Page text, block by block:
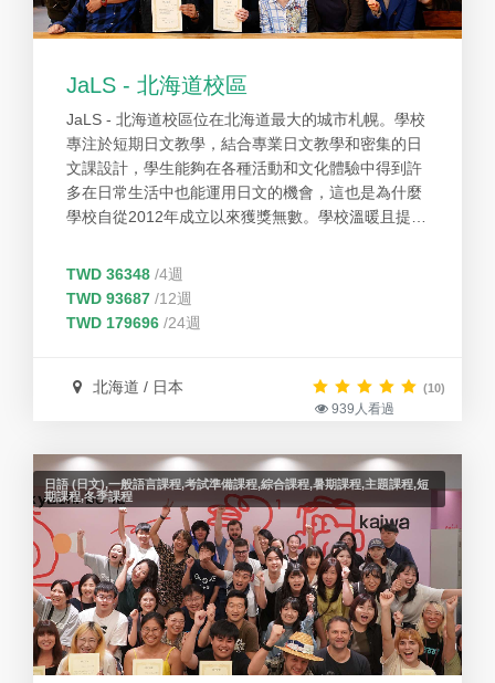
JaLS - 北海道校區
JaLS - 北海道校區位在北海道最大的城市札幌。學校
專注於短期日文教學，結合專業日文教學和密集的日
文課設計，學生能夠在各種活動和文化體驗中得到許
多在日常生活中也能運用日文的機會，這也是為什麼
學校自從2012年成立以來獲獎無數。學校溫暖且提供
生都能擁有美好且難忘的回憶，並且深深愛上日本文
化，並在未來還能回到這裡學習。
TWD 36348 /4週
TWD 93687 /12週
TWD 179696 /24週
北海道 / 日本 (10)
939人看過
日語 (日文),一般語言課程,考試準備課程,綜合課程,暑期課程,主題課程,短
期課程,冬季課程